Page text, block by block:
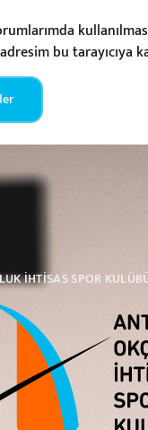
bu tarayıcıya
İHTİSAS SPOR